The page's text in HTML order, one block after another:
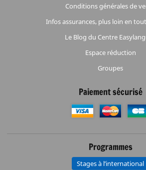
Conditions générales de
Infos assurances, plus loin en
Le Blog du Centre
Espace réduction
Groupes
Paiement sécurisé
Programmes
Stages à l’international